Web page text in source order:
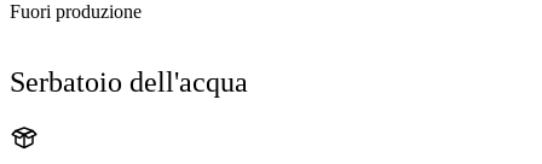
Fuori produzione
Serbatoio dell'acqua